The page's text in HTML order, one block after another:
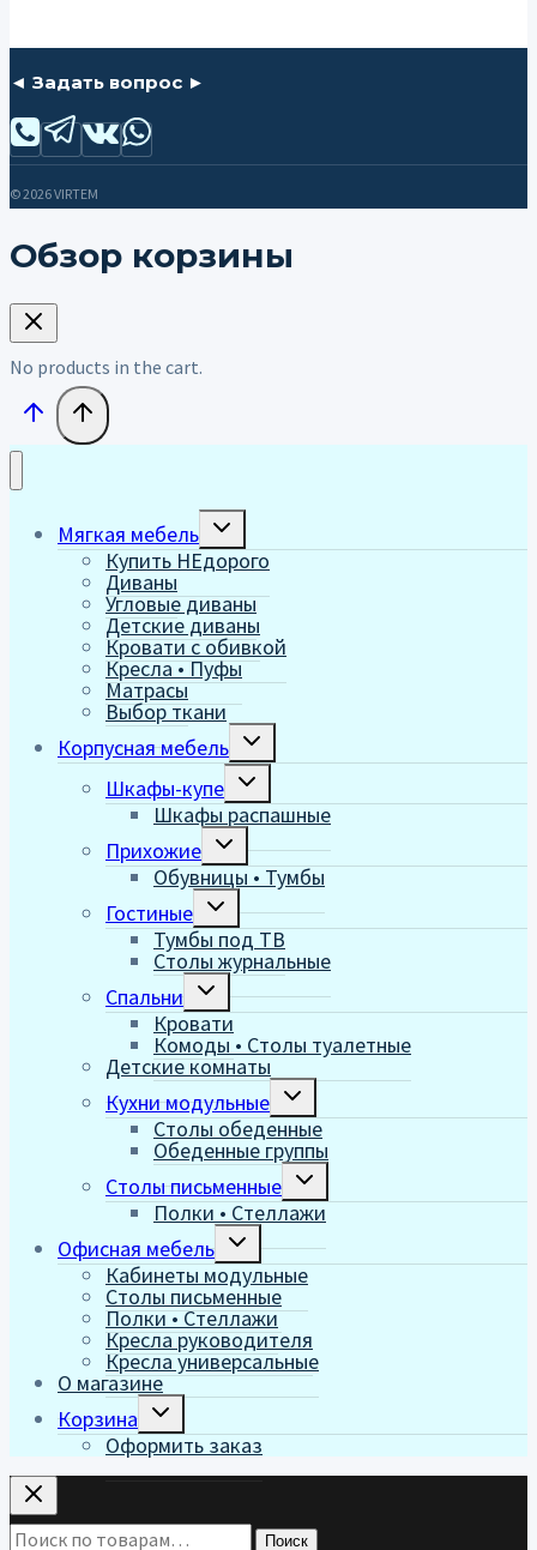
◄ Задать вопрос ►
© 2026 VIRTEM
Обзор корзины
No products in the cart.
Мягкая мебель
Переключить
меню
Купить НЕдорого
Диваны
Угловые диваны
Детские диваны
Кровати с обивкой
Кресла • Пуфы
Матрасы
Выбор ткани
Корпусная мебель
Переключить
меню
Шкафы-купе
Переключить
меню
Шкафы распашные
Прихожие
Переключить
дочернее
меню
Обувницы • Тумбы
Гостиные
Переключить
дочернее
меню
Тумбы под ТВ
Столы журнальные
Спальни
Переключить
дочернее
меню
Кровати
Комоды • Столы туалетные
Детские комнаты
Кухни модульные
Переключить
меню
Столы обеденные
Обеденные группы
Столы письменные
Переключить
меню
Полки • Стеллажи
Офисная мебель
Переключить
дочернее
меню
Кабинеты модульные
Столы письменные
Полки • Стеллажи
Кресла руководителя
Кресла универсальные
О магазине
Корзина
Переключить
меню
Оформить заказ
Искать: Поиск